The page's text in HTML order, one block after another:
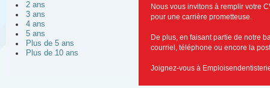
2 ans
3 ans
4 ans
5 ans
Plus de 5 ans
Plus de 10 ans
Nous vous invitons à remplir votre
pour une carrière prometteuse.
De plus, en faisant partie de notre
courriel, téléphone ou encore la
Joignez-vous à